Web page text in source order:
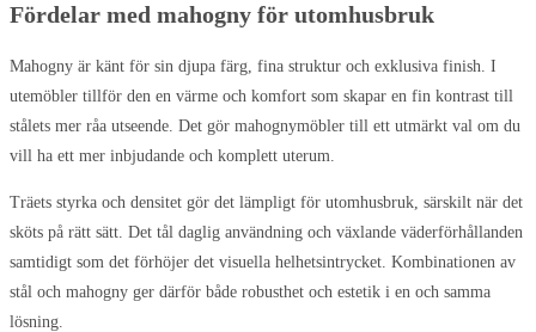
Fördelar med mahogny för utomhusbruk
Mahogny är känt för sin djupa färg, fina struktur och exklusiva finish. I
utemöbler tillför den en värme och komfort som skapar en fin kontrast till
stålets mer råa utseende. Det gör mahognymöbler till ett utmärkt val om du
vill ha ett mer inbjudande och komplett uterum.
Träets styrka och densitet gör det lämpligt för utomhusbruk, särskilt när det
sköts på rätt sätt. Det tål daglig användning och växlande väderförhållanden
samtidigt som det förhöjer det visuella helhetsintrycket. Kombinationen av
stål och mahogny ger därför både robusthet och estetik i en och samma
lösning.